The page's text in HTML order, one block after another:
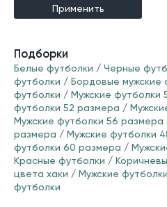
Применить
Подборки
Белые футболки / Черные
футболки / Бордовые мужские
футболки / Мужские футболки
футболки 52 размера /
Мужские футболки 56 размера
размера / Мужские футболки
футболки 60 размера /
Красные футболки /
цвета хаки / Мужские
футболки